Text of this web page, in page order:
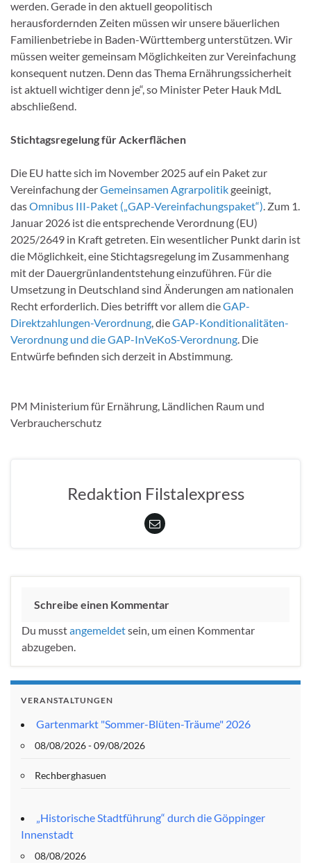
werden. Gerade in den aktuell geopolitisch
herausfordernden Zeiten müssen wir unsere bäuerlichen
Familienbetriebe in Baden-Württemberg unterstützen. Wir
müssen weiter gemeinsam Möglichkeiten zur Vereinfachung
konsequent nutzen. Denn das Thema Ernährungssicherheit
ist aktuell wichtiger denn je“, so Minister Peter Hauk MdL
abschließend.
Stichtagsregelung für Ackerflächen
Die EU hatte sich im November 2025 auf ein Paket zur
Vereinfachung derGemeinsamen Agrarpolitikgeeinigt,
dasOmnibus III-Paket („GAP-Vereinfachungspaket“). Zum 1.
Januar 2026 ist die entsprechende Verordnung (EU)
2025/2649 in Kraft getreten. Ein wesentlicher Punkt darin ist
die Möglichkeit, eine Stichtagsregelung im Zusammenhang
mit der Dauergrünlandentstehung einzuführen. Für die
Umsetzung in Deutschland sind Änderungen am nationalen
Recht erforderlich. Dies betrifft vor allem dieGAP-
Direktzahlungen-Verordnung, dieGAP-Konditionalitäten-
Verordnung und die GAP-InVeKoS-Verordnung. Die
Entwürfe befinden sich derzeit in Abstimmung.
PM Ministerium für Ernährung, Ländlichen Raum und
Verbraucherschutz
Redaktion Filstalexpress
Schreibe einen Kommentar
Du musstangemeldetsein, um einen Kommentar
abzugeben.
VERANSTALTUNGEN
Gartenmarkt "Sommer-Blüten-Träume" 2026
08/08/2026 - 09/08/2026
Rechberghasuen
„Historische Stadtführung“ durch die Göppinger
Innenstadt
08/08/2026